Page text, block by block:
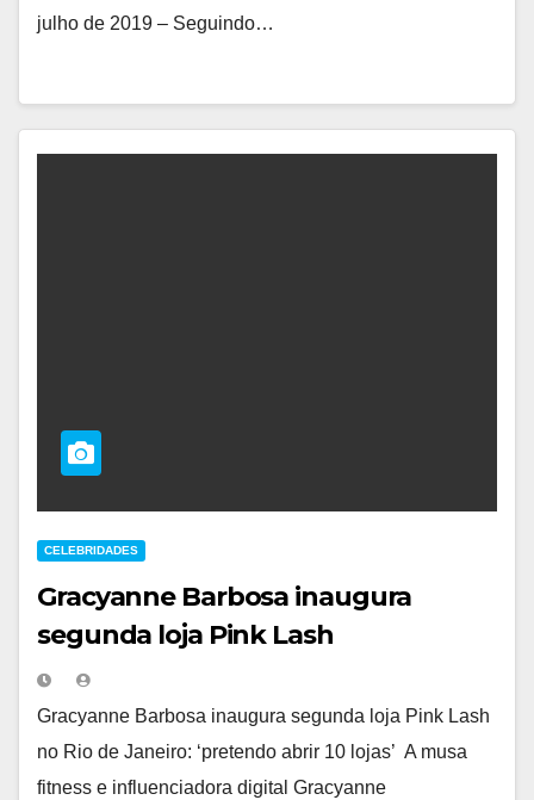
julho de 2019 – Seguindo…
CELEBRIDADES
Gracyanne Barbosa inaugura
segunda loja Pink Lash
Gracyanne Barbosa inaugura segunda loja Pink Lash
no Rio de Janeiro: ‘pretendo abrir 10 lojas’ A musa
fitness e influenciadora digital Gracyanne